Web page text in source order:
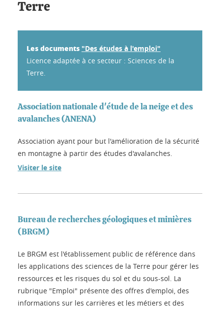
Terre
Les documents "Des études à l'emploi"
Licence adaptée à ce secteur : Sciences de la
Terre.
Association nationale d'étude de la neige et des
avalanches (ANENA)
Association ayant pour but l'amélioration de la sécurité
en montagne à partir des études d'avalanches.
Visiter le site
Bureau de recherches géologiques et minières
(BRGM)
Le BRGM est l'établissement public de référence dans
les applications des sciences de la Terre pour gérer les
ressources et les risques du sol et du sous-sol. La
rubrique "Emploi" présente des offres d'emploi, des
informations sur les carrières et les métiers et des